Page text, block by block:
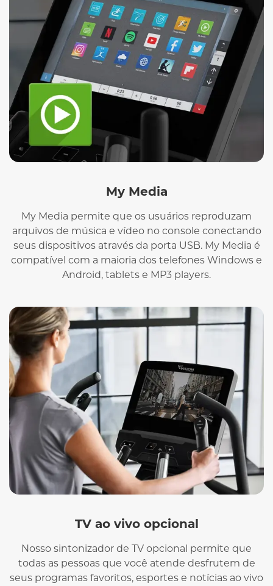
My Media
My Media permite que os usuários reproduzam
arquivos de música e vídeo no console conectando
seus dispositivos através da porta USB. My Media é
compatível com a maioria dos telefones Windows e
Android, tablets e MP3 players.
TV ao vivo opcional
Nosso sintonizador de TV opcional permite que
todas as pessoas que você atende desfrutem de
seus programas favoritos, esportes e notícias ao vivo